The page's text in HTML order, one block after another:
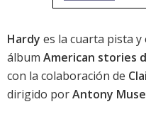
Hardy es la cuarta pista
álbum American stories
con la colaboración de
dirigido porAntony Muse